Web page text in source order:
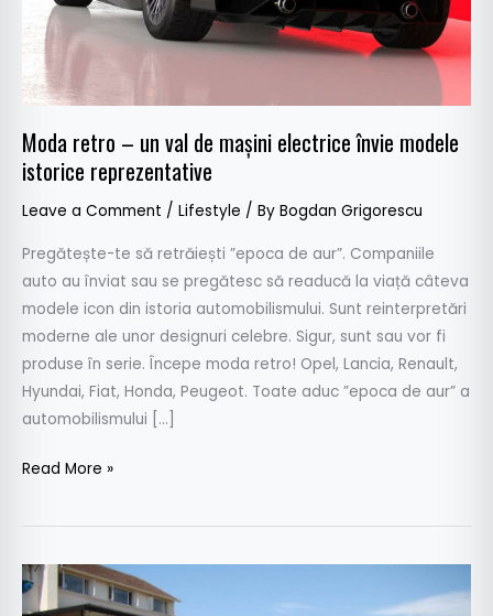
Moda retro – un val de mașini electrice învie modele
istorice reprezentative
Leave a Comment / Lifestyle / By Bogdan Grigorescu
Pregătește-te să retrăiești ”epoca de aur”. Companiile
auto au înviat sau se pregătesc să readucă la viață câteva
modele icon din istoria automobilismului. Sunt reinterpretări
moderne ale unor designuri celebre. Sigur, sunt sau vor fi
produse în serie. Începe moda retro! Opel, Lancia, Renault,
Hyundai, Fiat, Honda, Peugeot. Toate aduc ”epoca de aur” a
automobilismului […]
electrice
învie
modele
istorice
Read More »
Pebble
Beach